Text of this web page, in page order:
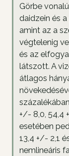
Görbe
daidzein és
amint az a
végtelenig
és az
látszott. A
átlagos
+/- 8,0, 54,4
esetében
13,4 +/- 2,1
nemlineáris